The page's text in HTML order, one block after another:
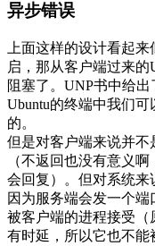
异步错误
上面这样的设计看起
启，那从客户端过来
阻塞了。UNP书中给
Ubuntu的终端中我们
的。
但是对客户端来说并不
（不返回也没有意义
会回复）。但对系统来
因为服务端会发一个
被客户端的进程接受
有时延，所以它也不能